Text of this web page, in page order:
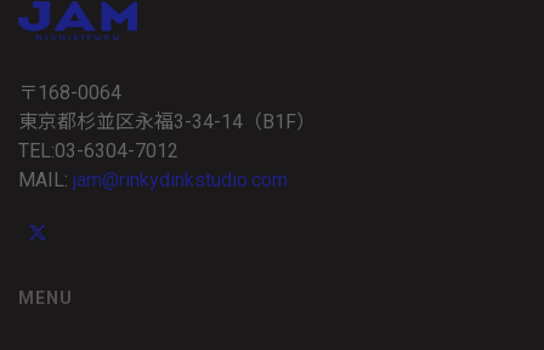
〒168-0064
東京都杉並区永福3-34-14（B1F）
TEL:03-6304-7012
MAIL: jam@rinkydinkstudio.com
MENU